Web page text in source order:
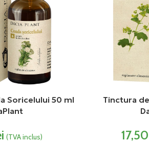
Soricelului 50 ml
(TVA inclus)
Tinctura
17,50